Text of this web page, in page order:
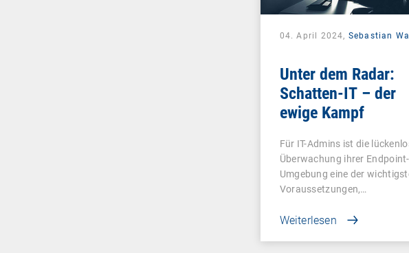
04. April 2024, Sebastian
Unter dem Radar:
Schatten-IT – der
ewige Kampf
Für IT-Admins ist die
Überwachung ihrer Endpoint-
Umgebung eine der
Voraussetzungen,…
Weiterlesen